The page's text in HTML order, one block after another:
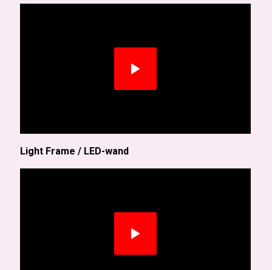
Light Frame / LED-wand